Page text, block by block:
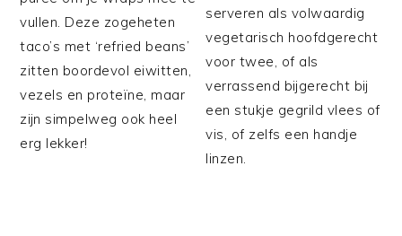
vullen. Deze zogeheten
taco’s met ‘refried beans’
zitten boordevol eiwitten,
vezels en proteïne, maar
zijn simpelweg ook heel
erg lekker!
serveren als volwaardig
vegetarisch hoofdgerecht
voor twee, of als
verrassend bijgerecht bij
een stukje gegrild vlees of
vis, of zelfs een handje
linzen.